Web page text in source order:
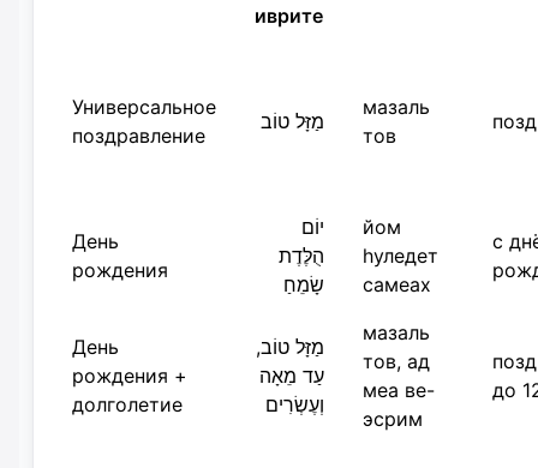
иврите
Универсальное
поздравление
מַזָּל טוֹב
мазаль
тов
День
рождения
יוֹם
הֻלֶּדֶת
שָׂמֵחַ
йом
hуледет
самеах
с
День
рождения +
долголетие
מַזָּל טוֹב,
עַד מֵאָה
וְעֶשְׂרִים
мазаль
тов, ад
меа ве-
эсрим
до